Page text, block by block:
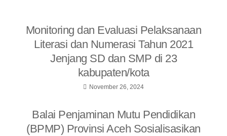
Monitoring dan Evaluasi Pelaksanaan
Literasi dan Numerasi Tahun 2021
Jenjang SD dan SMP di 23
kabupaten/kota
November 26, 2024
Balai Penjaminan Mutu Pendidikan
(BPMP) Provinsi Aceh Sosialisasikan